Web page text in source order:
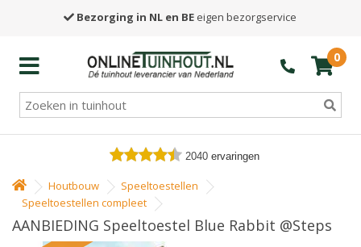
Bezorging in NL en BE eigen bezorgservice
0
2040 ervaringen
Houtbouw
Speeltoestellen
Speeltoestellen compleet
AANBIEDING Speeltoestel Blue Rabbit @Steps